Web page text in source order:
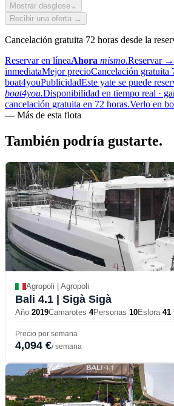
Mostrar desglose ⌄
Recibir una oferta →
Cancelación gratuita 72 horas desde la
Reservar en líneaAhora mismo.Reservar →
inmediataMejor precioCancelación gratuita
boat4youPublicidadEste yate se puede
boat4you.Disponibilidad en tiempo real ·
cancelación gratuita en 72 horas.Verlo en
— Más de esta flota
También podría gustarte.
Agropoli | Agropoli
Bali 4.1 | Sigà Sigà
Año 2019Camarotes 4Personas 10Eslora 41
Precio por semana
4,094 €/ semana